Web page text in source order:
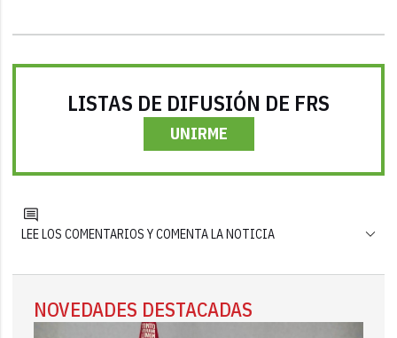
LISTAS DE DIFUSIÓN DE FRS
UNIRME
LEE LOS COMENTARIOS Y COMENTA LA NOTICIA
NOVEDADES DESTACADAS